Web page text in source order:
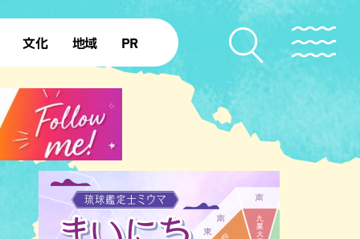
文化
復帰50年
地域
本島北部 本島中部
本島南部 先島諸島
北部離島
PR